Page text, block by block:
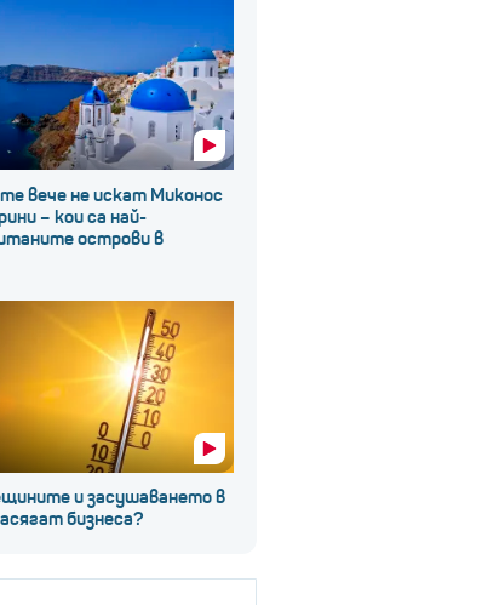
вече не искат Миконос
– кои са най-
острови в
и засушаването в
бизнеса?